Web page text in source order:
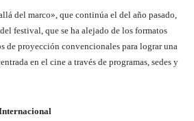
del marco», que continúa el del año pasado,
festival, que se ha alejado de los formatos
de proyección convencionales para lograr una
en el cine a través de programas, sedes y